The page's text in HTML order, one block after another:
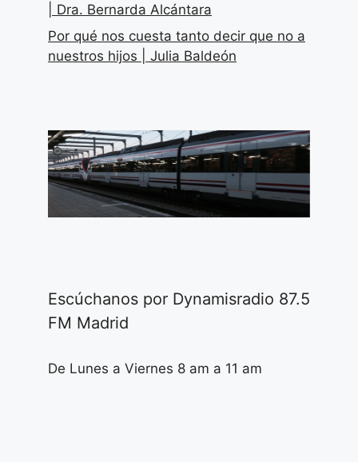
| Dra. Bernarda Alcántara
Por qué nos cuesta tanto decir que no a
nuestros hijos | Julia Baldeón
Escúchanos por Dynamisradio 87.5
FM Madrid
De Lunes a Viernes 8 am a 11 am